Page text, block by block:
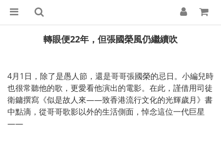
轉眼便22年，但張國榮風仍繼續吹
4月1日，除了是愚人節，還是哥哥張國榮的忌日。小編兒時
也很常聽他的歌，更愛看他演出的電影。在此，謹借用司徒
衛鏞撰寫《似是故人來——致香港流行文化的光輝歲月》書
中點滴，從哥哥歌影以外的生活側面，悼念這位一代巨星
——